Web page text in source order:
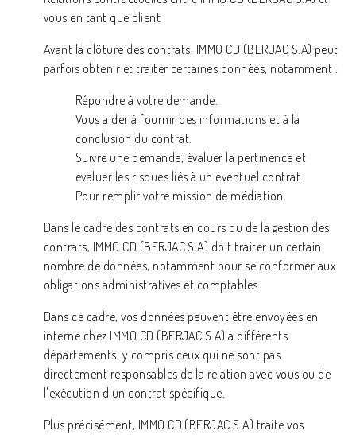
vous en tant que client
Avant la clôture des contrats, IMMO CD (BERJAC S.A) peut
parfois obtenir et traiter certaines données, notamment :
Répondre à votre demande.
Vous aider à fournir des informations et à la
conclusion du contrat.
Suivre une demande, évaluer la pertinence et
évaluer les risques liés à un éventuel contrat.
Pour remplir votre mission de médiation.
Dans le cadre des contrats en cours ou de la gestion des
contrats, IMMO CD (BERJAC S.A) doit traiter un certain
nombre de données, notamment pour se conformer aux
obligations administratives et comptables.
Dans ce cadre, vos données peuvent être envoyées en
interne chez IMMO CD (BERJAC S.A) à différents
départements, y compris ceux qui ne sont pas
directement responsables de la relation avec vous ou de
l'exécution d'un contrat spécifique.
Plus précisément, IMMO CD (BERJAC S.A) traite vos